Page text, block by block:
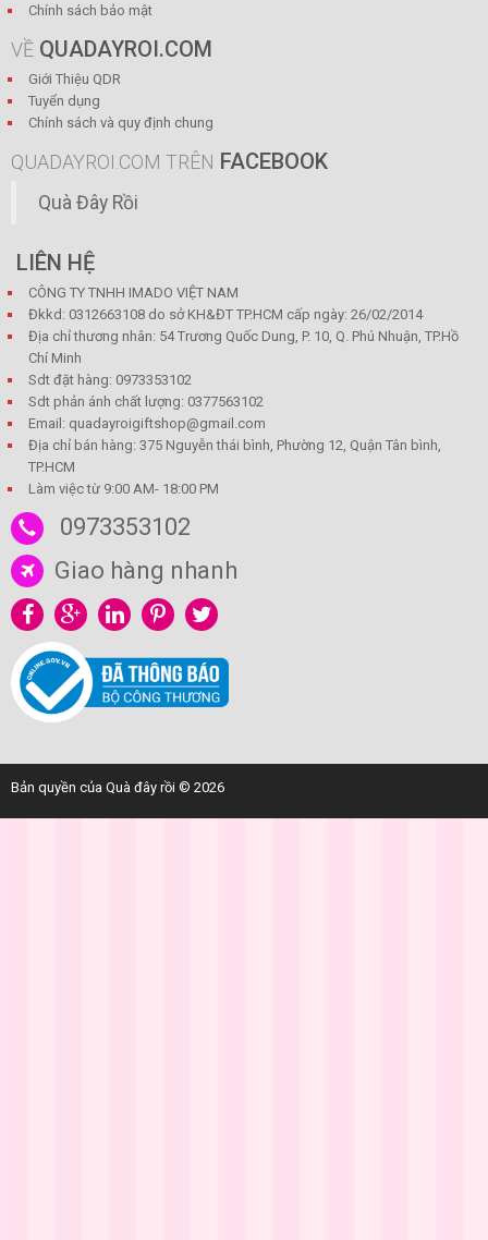
Chính sách bảo mật
VỀ QUADAYROI.COM
Giới Thiệu QDR
Tuyển dụng
Chính sách và quy định chung
QUADAYROI.COM TRÊN FACEBOOK
Quà Đây Rồi
LIÊN HỆ
CÔNG TY TNHH IMADO VIỆT NAM
Đkkd: 0312663108 do sở KH&ĐT TP.HCM cấp ngày: 26/02/2014
Địa chỉ thương nhân: 54 Trương Quốc Dung, P. 10, Q. Phú Nhuận, TP.Hồ
Chí Minh
Sdt đặt hàng: 0973353102
Sdt phản ánh chất lượng: 0377563102
Email: quadayroigiftshop@gmail.com
Địa chỉ bán hàng: 375 Nguyễn thái bình, Phường 12, Quận Tân bình,
TP.HCM
Làm việc từ 9:00 AM- 18:00 PM
0973353102
Giao hàng nhanh
Bản quyền của Quà đây rồi © 2026